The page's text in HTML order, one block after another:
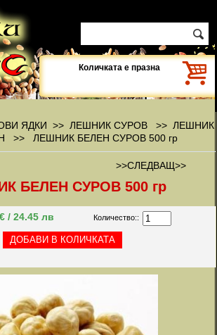
Количката е празна
ЯДКИ >> ЛЕШНИК СУРОВ >> ЛЕШНИК
>> ЛЕШНИК БЕЛЕН СУРОВ 500 гр
>>СЛЕДВАЩ>>
БЕЛЕН СУРОВ 500 гр
/ 24.45 лв Количество::